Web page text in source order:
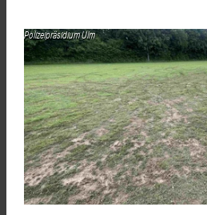
Polizeipräsidium Ulm